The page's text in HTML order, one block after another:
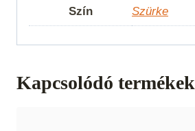
Szín Szürke
Kapcsolódó termékek